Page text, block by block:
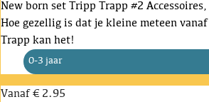
New born set Tripp Trapp #2
Hoe gezellig is dat je kleine meteen
Trapp kan het!
0-3 jaar
Vanaf € 2.95